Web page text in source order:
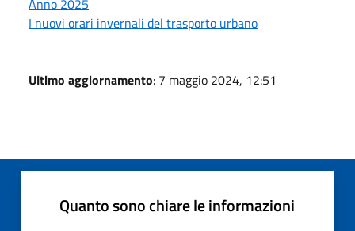
I nuovi orari invernali del trasporto urbano
Ultimo aggiornamento: 7 maggio 2024, 12:51
Quanto sono chiare le informazioni